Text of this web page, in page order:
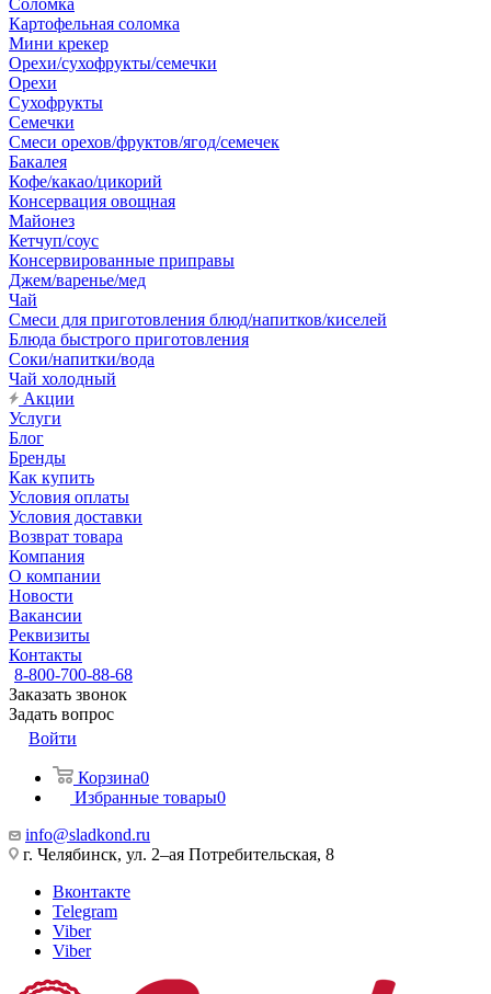
Соломка
Картофельная соломка
Мини крекер
Орехи/сухофрукты/семечки
Орехи
Сухофрукты
Семечки
Смеси орехов/фруктов/ягод/семечек
Бакалея
Кофе/какао/цикорий
Консервация овощная
Майонез
Кетчуп/соус
Консервированные приправы
Джем/варенье/мед
Чай
Смеси для приготовления блюд/напитков/киселей
Блюда быстрого приготовления
Соки/напитки/вода
Чай холодный
Акции
Услуги
Блог
Бренды
Как купить
Условия оплаты
Условия доставки
Возврат товара
Компания
О компании
Новости
Вакансии
Реквизиты
Контакты
8-800-700-88-68
Заказать звонок
Задать вопрос
Войти
Корзина0
Избранные товары0
info@sladkond.ru
г. Челябинск, ул. 2–ая Потребительская, 8
Вконтакте
Telegram
Viber
Viber